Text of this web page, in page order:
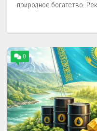
природное богатство.
0